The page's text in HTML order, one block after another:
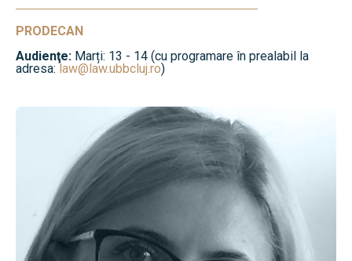
PRODECAN
Audienţe: Marți: 13 - 14 (cu programare în prealabil la
adresa:law@law.ubbcluj.ro)